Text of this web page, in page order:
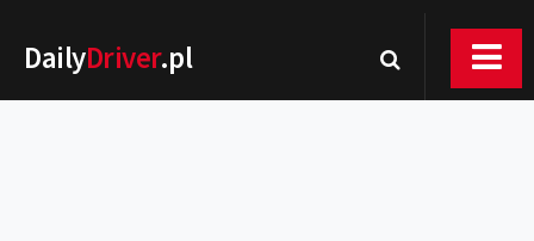
DailyDriver.pl